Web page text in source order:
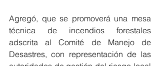
Agregó, que se promoverá una mesa
técnica de incendios forestales
adscrita al Comité de Manejo de
Desastres, con representación de las